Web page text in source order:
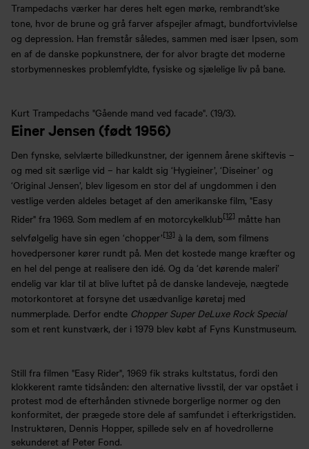
Trampedachs værker har deres helt egen mørke, rembrandt’ske
tone, hvor de brune og grå farver afspejler afmagt, bundfortvivlelse
og depression. Han fremstår således, sammen med især Ipsen, som
en af de danske popkunstnere, der for alvor bragte det moderne
storbymenneskes problemfyldte, fysiske og sjælelige liv på bane.
Kurt Trampedachs "Gående mand ved facade". (19/3).
Einer Jensen (født 1956)
Den fynske, selvlærte billedkunstner, der igennem årene skiftevis –
og med sit særlige vid – har kaldt sig ‘Hygieiner’, ‘Diseiner’ og
‘Original Jensen’, blev ligesom en stor del af ungdommen i den
vestlige verden aldeles betaget af den amerikanske film, "Easy
Rider" fra 1969. Som medlem af en motorcykelklub[12] måtte han
selvfølgelig have sin egen ‘chopper’[13] à la dem, som filmens
hovedpersoner kører rundt på. Men det kostede mange kræfter og
en hel del penge at realisere den idé. Og da ‘det kørende maleri’
endelig var klar til at blive luftet på de danske landeveje, nægtede
motorkontoret at forsyne det usædvanlige køretøj med
nummerplade. Derfor endte Chopper Super DeLuxe Rock Special
som et rent kunstværk, der i 1979 blev købt af Fyns Kunstmuseum.
Still fra filmen "Easy Rider", 1969 fik straks kultstatus, fordi den
klokkerent ramte tidsånden: den alternative livsstil, der var opstået i
protest mod de efterhånden stivnede borgerlige normer og den
konformitet, der prægede store dele af samfundet i efterkrigstiden.
Instruktøren, Dennis Hopper, spillede selv en af hovedrollerne
sekunderet af Peter Fond.